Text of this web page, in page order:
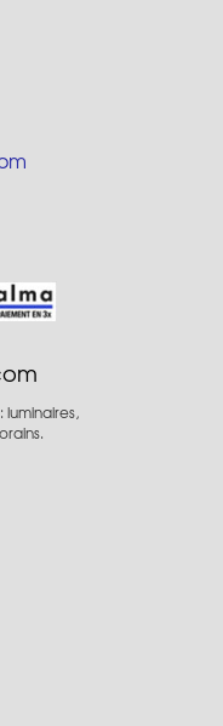
luminaires,